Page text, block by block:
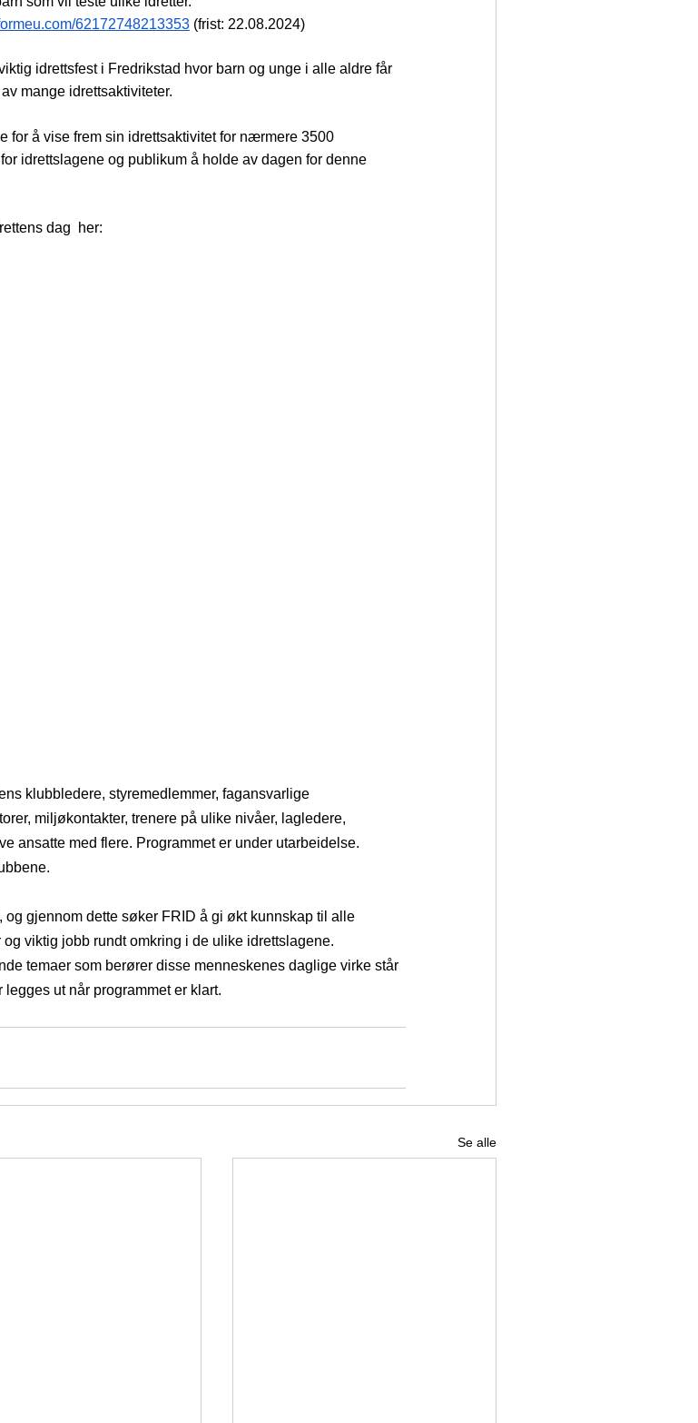
62172748213353 (frist: 22.08.2024)
idrettsfest i Fredrikstad hvor barn og unge i alle aldre får
mange idrettsaktiviteter.
for å vise frem sin idrettsaktivitet for nærmere 3500
idrettslagene og publikum å holde av dagen for denne
dag  her:
klubbledere, styremedlemmer, fagansvarlige
miljøkontakter, trenere på ulike nivåer, lagledere,
ansatte med flere. Programmet er under utarbeidelse.
og gjennom dette søker FRID å gi økt kunnskap til alle
viktig jobb rundt omkring i de ulike idrettslagene.
temaer som berører disse menneskenes daglige virke står
ut når programmet er klart.
Se alle